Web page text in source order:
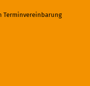
Terminvereinbarung